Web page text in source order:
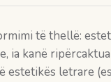
të thellë:
kanë
letrare